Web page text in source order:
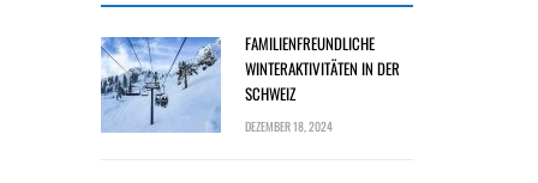
FAMILIENFREUNDLICHE
WINTERAKTIVITÄTEN IN DER
SCHWEIZ
DEZEMBER 18, 2024